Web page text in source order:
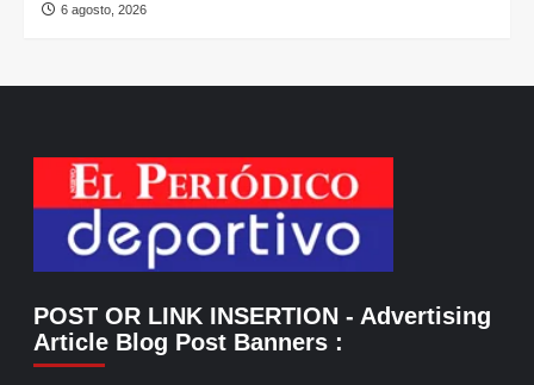
6 agosto, 2026
POST OR LINK INSERTION - Advertising
Article Blog Post Banners :